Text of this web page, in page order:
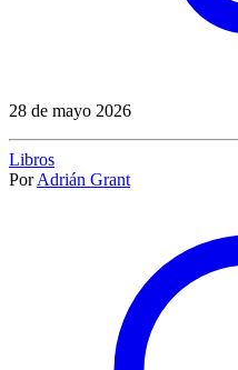
28 de mayo 2026
Libros
Por Adrián Grant